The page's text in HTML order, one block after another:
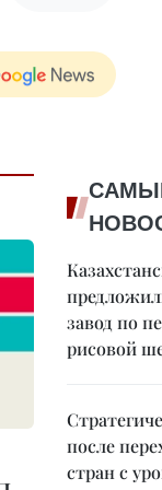
завод по
рисовой
после
стран с